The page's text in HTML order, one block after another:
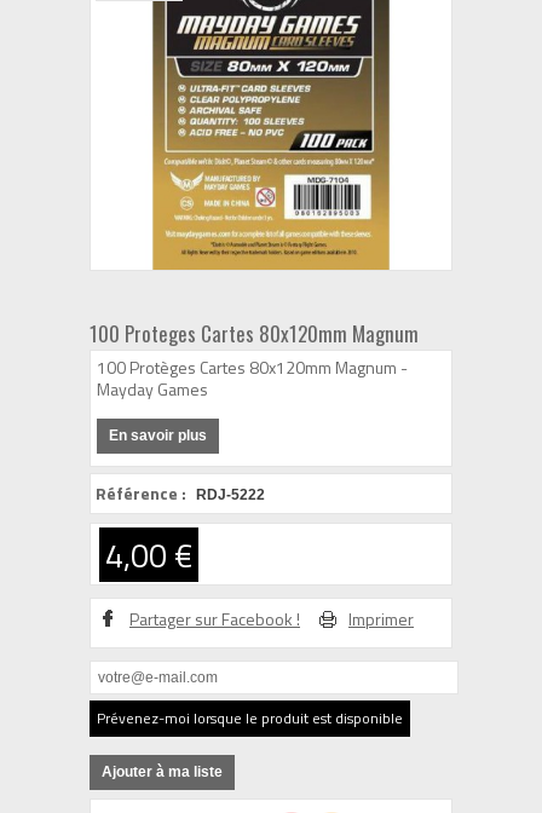
100 Proteges Cartes 80x120mm Magnum
100 Protèges Cartes 80x120mm Magnum -
Mayday Games
En savoir plus
Référence : RDJ-5222
4,00 €
Partager sur Facebook ! Imprimer
Prévenez-moi lorsque le produit est disponible
Ajouter à ma liste